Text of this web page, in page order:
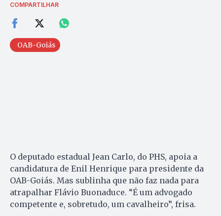
COMPARTILHAR
OAB-Goiás
O deputado estadual Jean Carlo, do PHS, apoia a
candidatura de Enil Henrique para presidente da
OAB-Goiás. Mas sublinha que não faz nada para
atrapalhar Flávio Buonaduce. “É um advogado
competente e, sobretudo, um cavalheiro”, frisa.